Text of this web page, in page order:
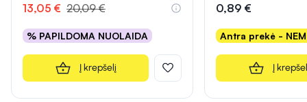
13,05 € 20,09 €
% PAPILDOMA NUOLAIDA
Į krepšelį
0,89 €
Antra prekė -
Į